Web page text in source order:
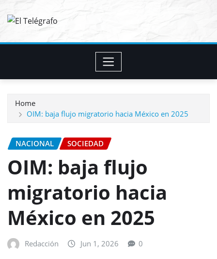
Home
OIM: baja flujo migratorio hacia México en 2025
NACIONAL SOCIEDAD
OIM: baja flujo
migratorio hacia
México en 2025
Redacción Jun 1, 2026 0